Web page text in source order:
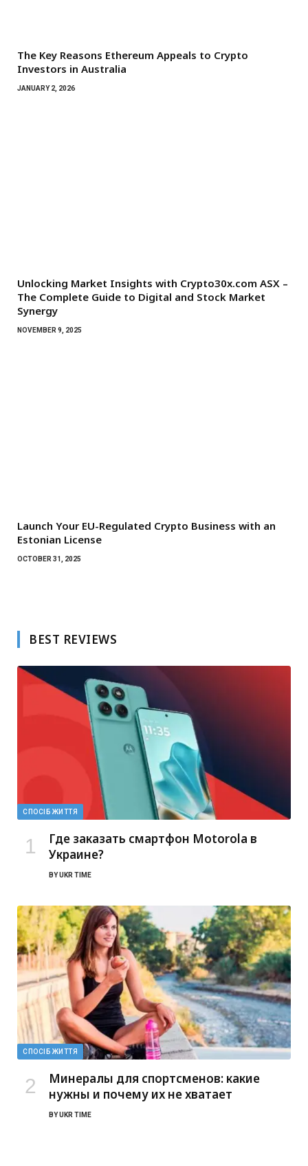
The Key Reasons Ethereum Appeals to Crypto
Investors in Australia
JANUARY 2, 2026
Unlocking Market Insights with Crypto30x.com ASX –
The Complete Guide to Digital and Stock Market
Synergy
NOVEMBER 9, 2025
Launch Your EU-Regulated Crypto Business with an
Estonian License
OCTOBER 31, 2025
BEST REVIEWS
СПОСІБ ЖИТТЯ
Где заказать смартфон Motorola в
Украине?
BYUKR TIME
СПОСІБ ЖИТТЯ
Минералы для спортсменов: какие
нужны и почему их не хватает
BYUKR TIME